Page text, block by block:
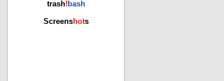
trash! bash
Screenshots